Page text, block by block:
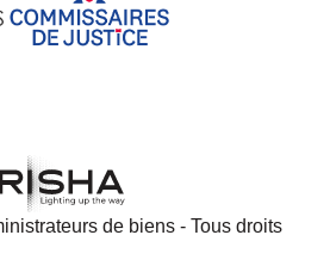
de biens - Tous droits